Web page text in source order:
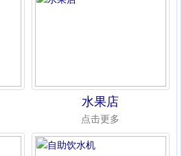
水果店
点击更多